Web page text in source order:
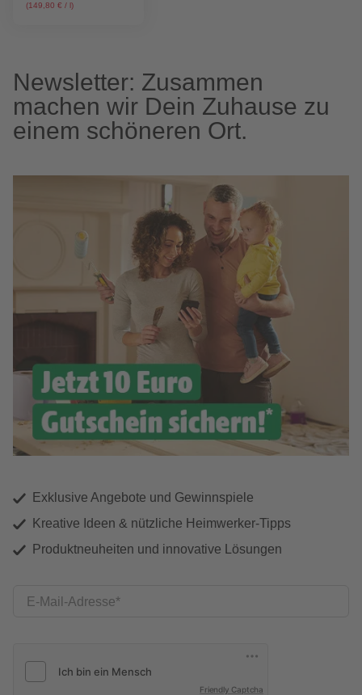
(149,80 € / l)
Newsletter: Zusammen
machen wir Dein Zuhause zu
einem schöneren Ort.
Exklusive Angebote und Gewinnspiele
Kreative Ideen & nützliche Heimwerker-Tipps
Produktneuheiten und innovative Lösungen
E-Mail-Adresse
Friendly Captcha